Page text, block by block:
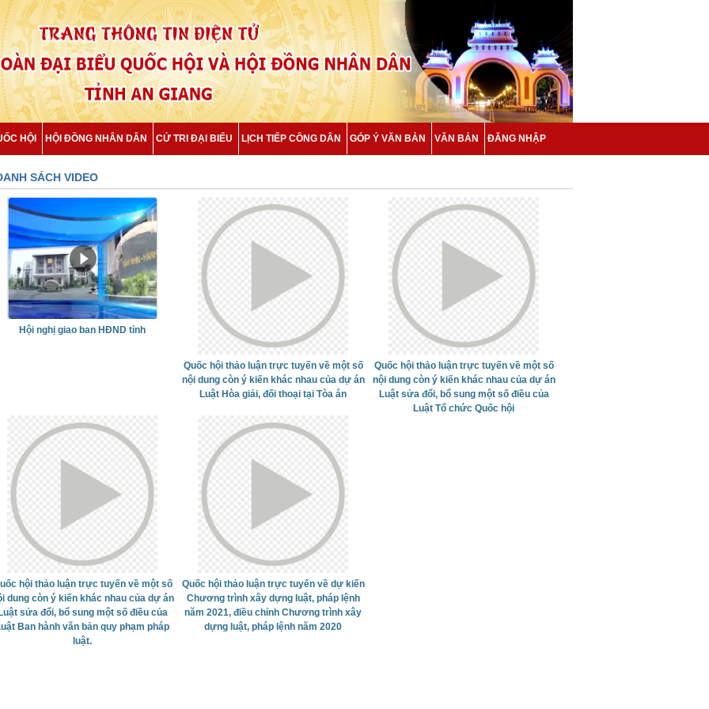
HỘI HỘI ĐỒNG NHÂN DÂN CỬ TRI ĐẠI BIỂU LỊCH TIẾP CÔNG DÂN GÓP Ý VĂN BẢN VĂN BẢN ĐĂNG NHẬP
SÁCH VIDEO
Hội nghị giao ban HĐND tỉnh
Quốc hội thảo luận trực tuyến về một số
nội dung còn ý kiến khác nhau của dự án
Luật Hòa giải, đối thoại tại Tòa án
Quốc hội thảo luận trực tuyến về một số
nội dung còn ý kiến khác nhau của dự án
Luật sửa đổi, bổ sung một số điều của
Luật Tổ chức Quốc hội
hội thảo luận trực tuyến về một số
dung còn ý kiến khác nhau của dự án
sửa đổi, bổ sung một số điều của
Ban hành văn bản quy phạm pháp
luật.
Quốc hội thảo luận trực tuyến về dự kiến
Chương trình xây dựng luật, pháp lệnh
năm 2021, điều chỉnh Chương trình xây
dựng luật, pháp lệnh năm 2020